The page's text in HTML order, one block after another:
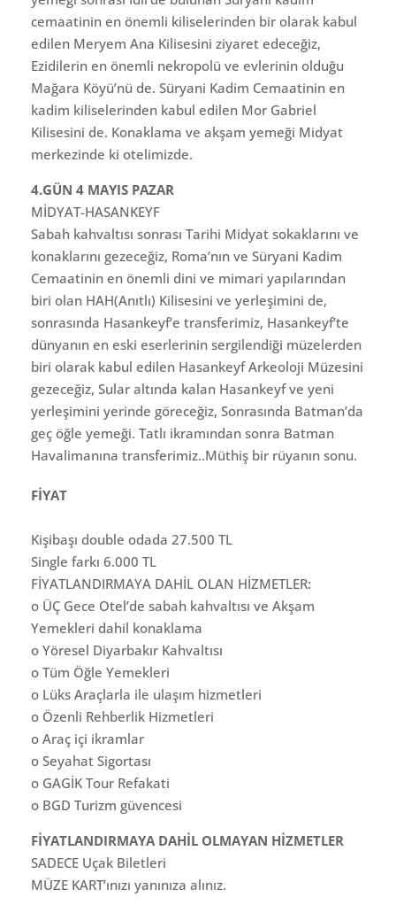
cemaatinin en önemli kiliselerinden bir olarak kabul
edilen Meryem Ana Kilisesini ziyaret edeceğiz,
Ezidilerin en önemli nekropolü ve evlerinin olduğu
Mağara Köyü’nü de. Süryani Kadim Cemaatinin en
kadim kiliselerinden kabul edilen Mor Gabriel
Kilisesini de. Konaklama ve akşam yemeği Midyat
merkezinde ki otelimizde.
4.GÜN 4 MAYIS PAZAR
MİDYAT-HASANKEYF
Sabah kahvaltısı sonrası Tarihi Midyat sokaklarını ve
konaklarını gezeceğiz, Roma’nın ve Süryani Kadim
Cemaatinin en önemli dini ve mimari yapılarından
biri olan HAH(Anıtlı) Kilisesini ve yerleşimini de,
sonrasında Hasankeyf’e transferimiz, Hasankeyf’te
dünyanın en eski eserlerinin sergilendiği müzelerden
biri olarak kabul edilen Hasankeyf Arkeoloji Müzesini
gezeceğiz, Sular altında kalan Hasankeyf ve yeni
yerleşimini yerinde göreceğiz, Sonrasında Batman’da
geç öğle yemeği. Tatlı ikramından sonra Batman
Havalimanına transferimiz..Müthiş bir rüyanın sonu.
FİYAT
Kişibaşı double odada 27.500 TL
Single farkı 6.000 TL
FİYATLANDIRMAYA DAHİL OLAN HİZMETLER:
o ÜÇ Gece Otel’de sabah kahvaltısı ve Akşam
Yemekleri dahil konaklama
o Yöresel Diyarbakır Kahvaltısı
o Tüm Öğle Yemekleri
o Lüks Araçlarla ile ulaşım hizmetleri
o Özenli Rehberlik Hizmetleri
o Araç içi ikramlar
o Seyahat Sigortası
o GAGİK Tour Refakati
o BGD Turizm güvencesi
FİYATLANDIRMAYA DAHİL OLMAYAN HİZMETLER
SADECE Uçak Biletleri
MÜZE KART’ınızı yanınıza alınız.